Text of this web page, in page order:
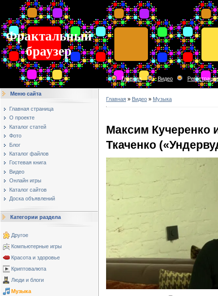
Фрактальный
браузер
Главная Видео Регистрация
Меню сайта
Главная страница
О проекте
Каталог статей
Фото
Блог
Каталог файлов
Гостевая книга
Видео
Онлайн игры
Каталог сайтов
Доска объявлений
Категории раздела
Другое
Компьютерные игры
Красота и здоровье
Криптовалюта
Люди и блоги
Музыка
Главная » Видео » Музыка
Максим Кучеренко
Ткаченко